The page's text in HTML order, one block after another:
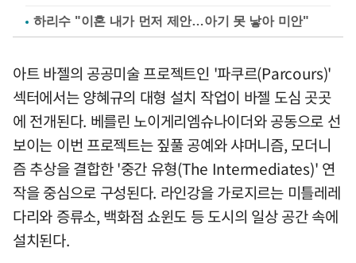
하리수 "이혼 내가 먼저 제안…아기 못 낳아 미안"
아트 바젤의 공공미술 프로젝트인 '파쿠르(Parcours)'
섹터에서는 양혜규의 대형 설치 작업이 바젤 도심 곳곳
에 전개된다. 베를린 노이게리엠슈나이더와 공동으로 선
보이는 이번 프로젝트는 짚풀 공예와 샤머니즘, 모더니
즘 추상을 결합한 '중간 유형(The Intermediates)' 연
작을 중심으로 구성된다. 라인강을 가로지르는 미틀레레
다리와 증류소, 백화점 쇼윈도 등 도시의 일상 공간 속에
설치된다.